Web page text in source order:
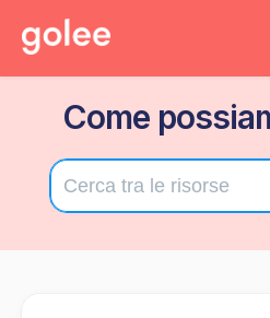
Torna al
Come